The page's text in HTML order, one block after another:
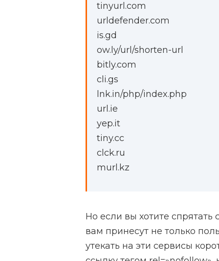
tinyurl.com
urldefender.com
is.gd
ow.ly/url/shorten-url
bitly.com
cli.gs
lnk.in/php/index.php
url.ie
yep.it
tiny.cc
clck.ru
murl.kz
Но если вы хотите спрятать
вам принесут не только
утекать на эти сервисы